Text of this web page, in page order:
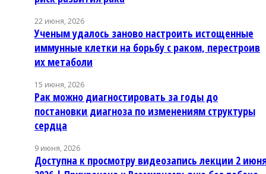
22 июня, 2026
Ученым удалось заново настроить истощенные
иммунные клетки на борьбу с раком, перестроив
их метаболи
15 июня, 2026
Рак можно диагностировать за годы до
постановки диагноза по изменениям структуры
сердца
9 июня, 2026
Доступна к просмотру видеозапись лекции 2